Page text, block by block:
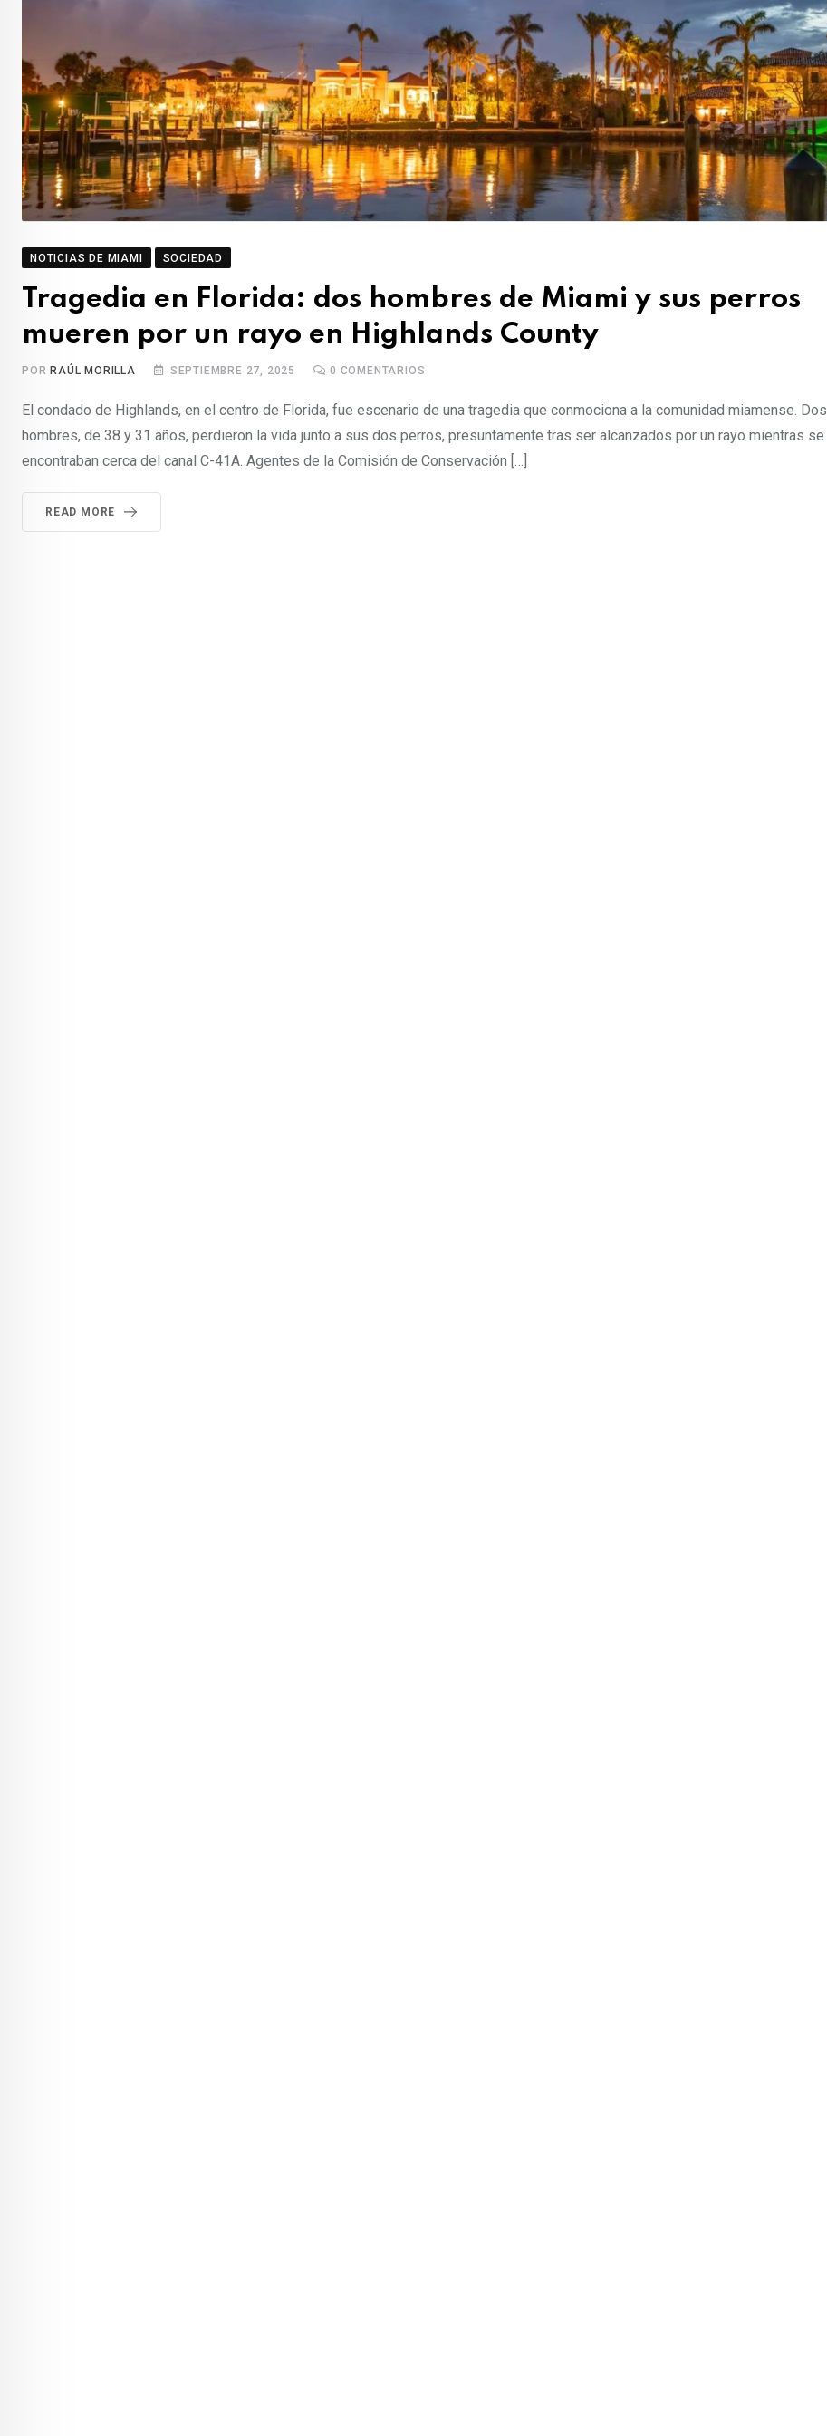
NOTICIAS DE MIAMI SOCIEDAD
Tragedia en Florida: dos hombres de Miami y sus perros
mueren por un rayo en Highlands County
POR RAÚL MORILLA SEPTIEMBRE 27, 2025 0 COMENTARIOS
El condado de Highlands, en el centro de Florida, fue escenario de una tragedia que conmociona a la comunidad miamense. Dos
hombres, de 38 y 31 años, perdieron la vida junto a sus dos perros, presuntamente tras ser alcanzados por un rayo mientras se
encontraban cerca del canal C-41A. Agentes de la Comisión de Conservación […]
READ MORE